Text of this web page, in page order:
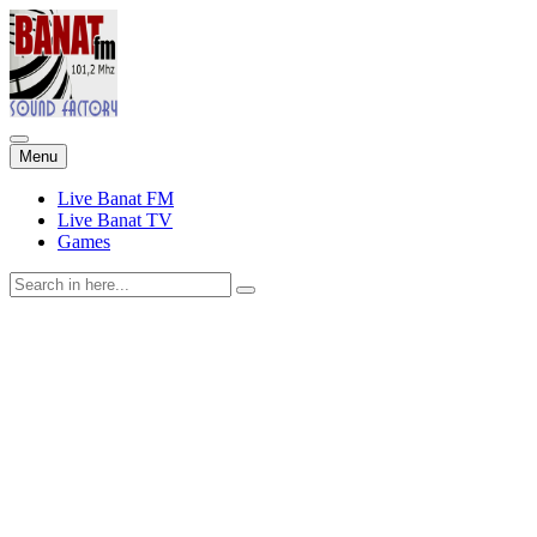
Menu Skip
to
content
Live Banat FM
Live Banat TV
Games
Search
for: